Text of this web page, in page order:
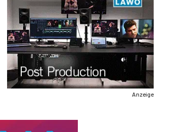
Anzeige